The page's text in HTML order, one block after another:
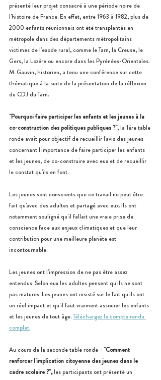
présenté leur projet consacré à une période noire de
l'histoire de France. En effet, entre 1963 à 1982, plus de
2000 enfants réunionnais ont été transplantés en
métropole dans des départements métropolitains
victimes de l’exode rural, comme le Tarn, la Creuse, le
Gers, la Lozère ou encore dans les Pyrénées-Orientales.
M. Gauvin, historien, a tenu une conférence sur cette
thématique à la suite de la présentation de la réflexion
du CDJ du Tarn.
"Pourquoi faire participer les enfants et les jeunes à la
co-construction des politiques publiques ?", la 1ère table
ronde avait pour objectif de recueillir l'avis des jeunes
concernant l'importance de faire participer les enfants
et les jeunes, de co-construire avec eux et de recueillir
le constat qu'ils en font.
Les jeunes sont conscients que ce travail ne peut être
fait qu'avec des adultes et partagé avec eux. Ils ont
notamment souligné qu'il fallait une vraie prise de
conscience face aux enjeux climatiques et que leur
contribution pour une meilleure planète est
incontournable.
Les jeunes ont l'impression de ne pas être assez
entendus. Selon eux les adultes pensent qu'ils ne sont
pas matures. Les jeunes ont insisté sur le fait qu'ils ont
un réel impact et qu'il faut vraiment associer les enfants
et les jeunes de tout âge. Téléchargez le compte rendu
complet.
Au cours de la seconde table ronde - "Comment
renforcer l'implication citoyenne des jeunes dans le
cadre scolaire ?", les participants ont présenté un